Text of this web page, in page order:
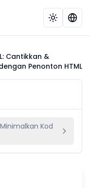
Cantikkan &
Penonton HTML
Kod